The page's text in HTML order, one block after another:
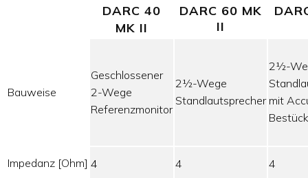
DARC 40
MK II
DARC 60 MK
II
Bauweise
Geschlossener
2-Wege
Referenzmonitor
2½-Wege
Standlautsprecher
2½-
mit
Impedanz [Ohm] 4 4
4